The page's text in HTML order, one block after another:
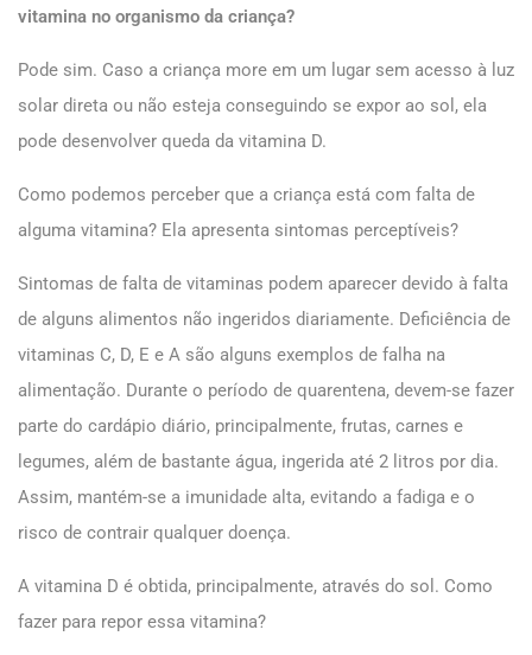
vitamina no organismo da criança?
Pode sim. Caso a criança more em um lugar sem acesso à luz
solar direta ou não esteja conseguindo se expor ao sol, ela
pode desenvolver queda da vitamina D.
Como podemos perceber que a criança está com falta de
alguma vitamina? Ela apresenta sintomas perceptíveis?
Sintomas de falta de vitaminas podem aparecer devido à falta
de alguns alimentos não ingeridos diariamente. Deficiência de
vitaminas C, D, E e A são alguns exemplos de falha na
alimentação. Durante o período de quarentena, devem-se fazer
parte do cardápio diário, principalmente, frutas, carnes e
legumes, além de bastante água, ingerida até 2 litros por dia.
Assim, mantém-se a imunidade alta, evitando a fadiga e o
risco de contrair qualquer doença.
A vitamina D é obtida, principalmente, através do sol. Como
fazer para repor essa vitamina?